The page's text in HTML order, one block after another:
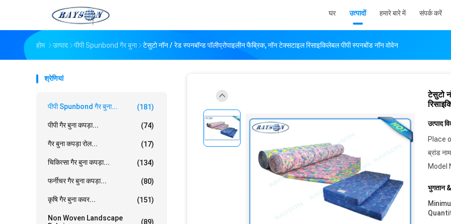
घर उत्पादों हमारे बारे में संपर्क करें
होम उत्पाद पीपी Spunbond गैर बुना टेसुटो नॉन / रेड स्पनबॉन्ड पॉलीप्रोपाइलीन फैब्रिक, नॉन टेक्सटाइल रिसाइकिलेबल पीपी स्पनबोंड नॉन वोवेन
श्रेणियां
पीपी Spunbond गैर बुना... (181)
पीपी गैर बुना कपड़ा... (74)
गैर बुना कपड़ा रोल... (17)
चिकित्सा गैर बुना कपड़ा... (134)
फर्नीचर गैर बुना कपड़ा... (80)
कृषि गैर बुना कवर... (151)
Non Woven Landscape
(89)
टेसुटो
उत्पाद
Place
ब्रांड
Model
भुगतान